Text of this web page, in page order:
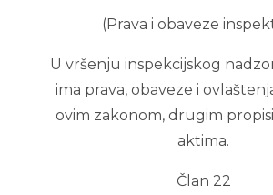
(Prava i obaveze
U vršenju inspekcijskog
ima prava, obaveze i
ovim zakonom, drugim
aktima.
Član 22